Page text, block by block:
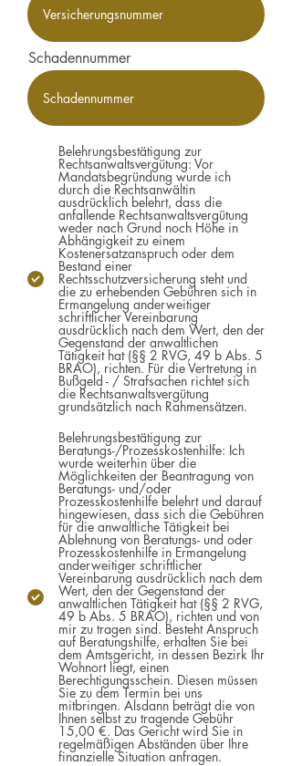
Schadennummer
Belehrungsbestätigung zur
Rechtsanwaltsvergütung: Vor
Mandatsbegründung wurde ich
durch die Rechtsanwältin
ausdrücklich belehrt, dass die
anfallende Rechtsanwaltsvergütung
weder nach Grund noch Höhe in
Abhängigkeit zu einem
Kostenersatzanspruch oder dem
Bestand einer
Rechtsschutzversicherung steht und
die zu erhebenden Gebühren sich in
Ermangelung anderweitiger
schriftlicher Vereinbarung
ausdrücklich nach dem Wert, den der
Gegenstand der anwaltlichen
Tätigkeit hat (§§ 2 RVG, 49 b Abs. 5
BRAO), richten. Für die Vertretung in
Bußgeld - / Strafsachen richtet sich
die Rechtsanwaltsvergütung
grundsätzlich nach Rahmensätzen.
Belehrungsbestätigung zur
Beratungs-/Prozesskostenhilfe: Ich
wurde weiterhin über die
Möglichkeiten der Beantragung von
Beratungs- und/oder
Prozesskostenhilfe belehrt und darauf
hingewiesen, dass sich die Gebühren
für die anwaltliche Tätigkeit bei
Ablehnung von Beratungs- und oder
Prozesskostenhilfe in Ermangelung
anderweitiger schriftlicher
Vereinbarung ausdrücklich nach dem
Wert, den der Gegenstand der
anwaltlichen Tätigkeit hat (§§ 2 RVG,
49 b Abs. 5 BRAO), richten und von
mir zu tragen sind. Besteht Anspruch
auf Beratungshilfe, erhalten Sie bei
dem Amtsgericht, in dessen Bezirk Ihr
Wohnort liegt, einen
Berechtigungsschein. Diesen müssen
Sie zu dem Termin bei uns
mitbringen. Alsdann beträgt die von
Ihnen selbst zu tragende Gebühr
15,00 €. Das Gericht wird Sie in
regelmäßigen Abständen über Ihre
finanzielle Situation anfragen.